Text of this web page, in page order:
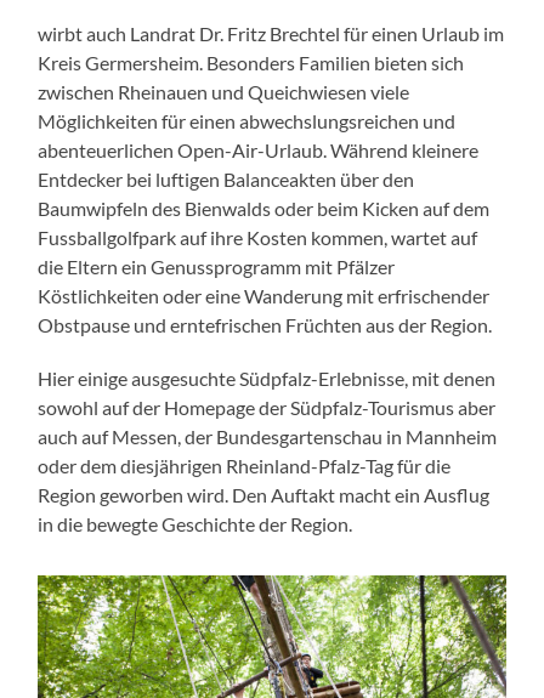
wirbt auch Landrat Dr. Fritz Brechtel für einen Urlaub im
Kreis Germersheim. Besonders Familien bieten sich
zwischen Rheinauen und Queichwiesen viele
Möglichkeiten für einen abwechslungsreichen und
abenteuerlichen Open-Air-Urlaub. Während kleinere
Entdecker bei luftigen Balanceakten über den
Baumwipfeln des Bienwalds oder beim Kicken auf dem
Fussballgolfpark auf ihre Kosten kommen, wartet auf
die Eltern ein Genussprogramm mit Pfälzer
Köstlichkeiten oder eine Wanderung mit erfrischender
Obstpause und erntefrischen Früchten aus der Region.
Hier einige ausgesuchte Südpfalz-Erlebnisse, mit denen
sowohl auf der Homepage der Südpfalz-Tourismus aber
auch auf Messen, der Bundesgartenschau in Mannheim
oder dem diesjährigen Rheinland-Pfalz-Tag für die
Region geworben wird. Den Auftakt macht ein Ausflug
in die bewegte Geschichte der Region.